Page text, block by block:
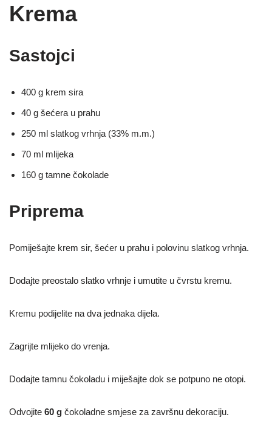
Krema
Sastojci
400 g krem sira
40 g šećera u prahu
250 ml slatkog vrhnja (33% m.m.)
70 ml mlijeka
160 g tamne čokolade
Priprema
Pomiješajte krem sir, šećer u prahu i polovinu slatkog vrhnja.
Dodajte preostalo slatko vrhnje i umutite u čvrstu kremu.
Kremu podijelite na dva jednaka dijela.
Zagrijte mlijeko do vrenja.
Dodajte tamnu čokoladu i miješajte dok se potpuno ne otopi.
Odvojite 60 g čokoladne smjese za završnu dekoraciju.